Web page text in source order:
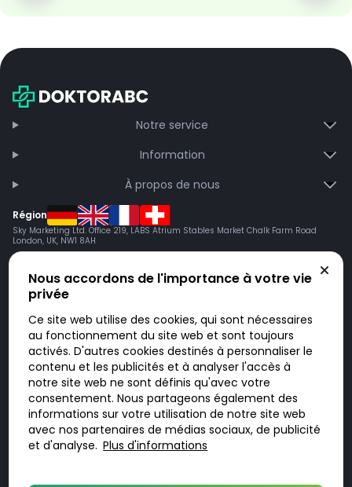
Notre service
Information
À propos de nous
Région
Sky Marketing Ltd. Office 219, LABS Atrium Stables Market Chalk Farm Road
London, UK, NW1 8AH
Doktorabc.com est une plateforme de mise en relation et n’est pas une
pharmacie en ligne. Nous ne vendons ni ne livrons de médicaments ou
autres produits. Les informations sur les produits, médicaments et prix
n’ont pas valeur d’offre. Vous êtes responsable du respect des lois en
vigueur dans votre pays. L’utilisation du site se fait à vos risques et sous
votre responsabilité. Vous visitez et utilisez ce site de votre propre
initiative.
Nous accordons de l'importance à votre vie
privée
Ce site web utilise des cookies, qui sont nécessaires
au fonctionnement du site web et sont toujours
activés. D'autres cookies destinés à personnaliser le
contenu et les publicités et à analyser l'accès à
notre site web ne sont définis qu'avec votre
consentement. Nous partageons également des
informations sur votre utilisation de notre site web
avec nos partenaires de médias sociaux, de publicité
et d'analyse. Plus d'informations